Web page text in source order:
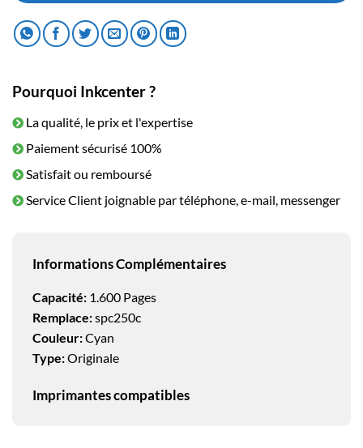
Pourquoi Inkcenter ?
La qualité, le prix et l'expertise
Paiement sécurisé 100%
Satisfait ou remboursé
Service Client joignable par téléphone, e-mail, messenger
Informations Complémentaires
Capacité: 1.600 Pages
Remplace:spc250c
Couleur:Cyan
Type:Originale
Imprimantes compatibles